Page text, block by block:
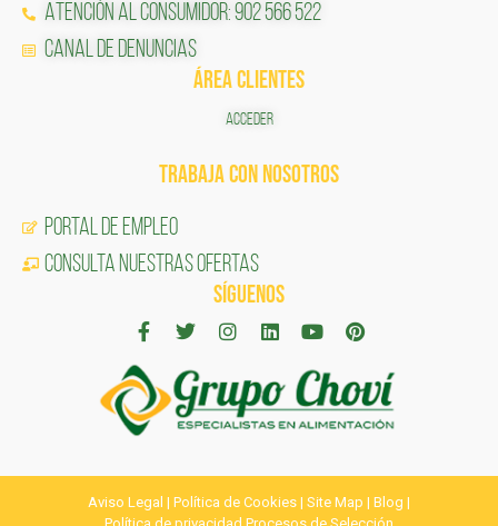
Atención al Consumidor: 902 566 522
Canal de Denuncias
ÁREA CLIENTES
ACCEDER
TRABAJA CON NOSOTROS
Portal de Empleo
CONSULTA NUESTRAS OFERTAS
SÍGUENOS
Aviso Legal | Política de Cookies | Site Map | Blog |